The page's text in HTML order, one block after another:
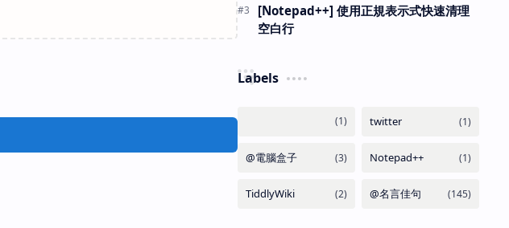
[Notepad++] 使用正規表示式快速清理
空白行
Labels